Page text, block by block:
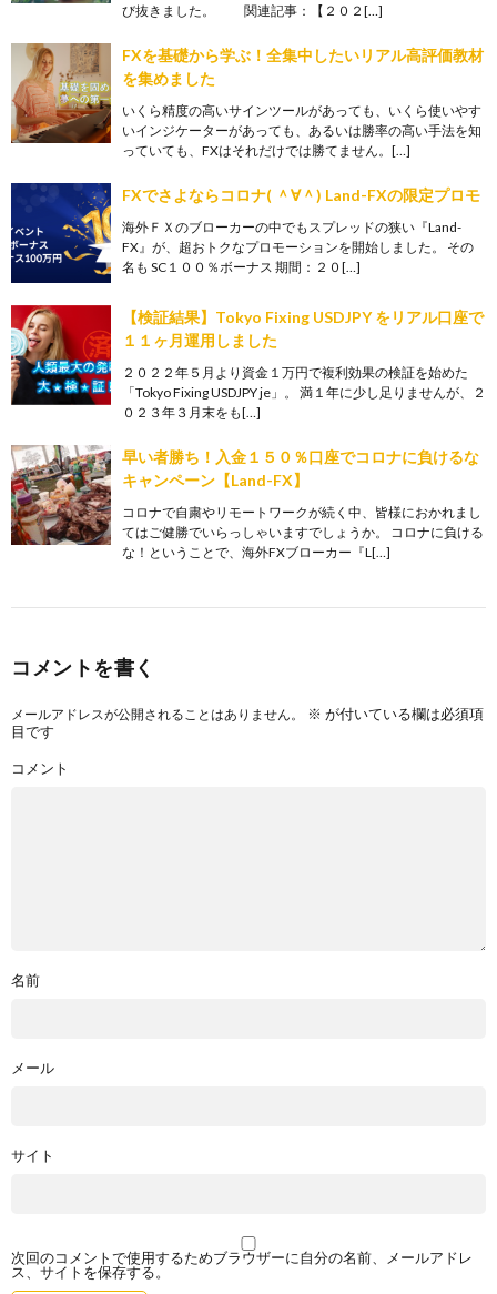
び抜きました。 関連記事：【２０２[…]
FXを基礎から学ぶ！全集中したいリアル高評価教材
を集めました
いくら精度の高いサインツールがあっても、いくら使いやす
いインジケーターがあっても、あるいは勝率の高い手法を知
っていても、FXはそれだけでは勝てません。[…]
FXでさよならコロナ( ＾∀＾) Land-FXの限定プロモ
海外ＦＸのブローカーの中でもスプレッドの狭い『Land-
FX』が、超おトクなプロモーションを開始しました。 その
名も SC１００％ボーナス 期間：２０[…]
【検証結果】Tokyo Fixing USDJPY をリアル口座で
１１ヶ月運用しました
２０２２年５月より資金１万円で複利効果の検証を始めた
「Tokyo Fixing USDJPY je」。 満１年に少し足りませんが、２
０２３年３月末をも[…]
早い者勝ち！入金１５０％口座でコロナに負けるな
キャンペーン【Land-FX】
コロナで自粛やリモートワークが続く中、皆様におかれまし
てはご健勝でいらっしゃいますでしょうか。 コロナに負ける
な！ということで、海外FXブローカー『L[…]
コメントを書く
メールアドレスが公開されることはありません。 ※ が付いている欄は必須項
目です
コメント
名前
メール
サイト
次回のコメントで使用するためブラウザーに自分の名前、メールアドレ
ス、サイトを保存する。